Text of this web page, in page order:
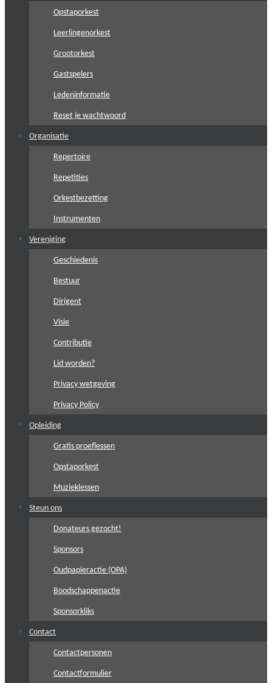
Opstaporkest
Leerlingenorkest
Grootorkest
Gastspelers
Ledeninformatie
Reset je wachtwoord
Organisatie
Repertoire
Repetities
Orkestbezetting
Instrumenten
Vereniging
Geschiedenis
Bestuur
Dirigent
Visie
Contributie
Lid worden?
Privacy wetgeving
Privacy Policy
Opleiding
Gratis proeflessen
Opstaporkest
Muzieklessen
Steun ons
Donateurs gezocht!
Sponsors
Oudpapieractie (OPA)
Boodschappenactie
Sponsorkliks
Contact
Contactpersonen
Contactformulier